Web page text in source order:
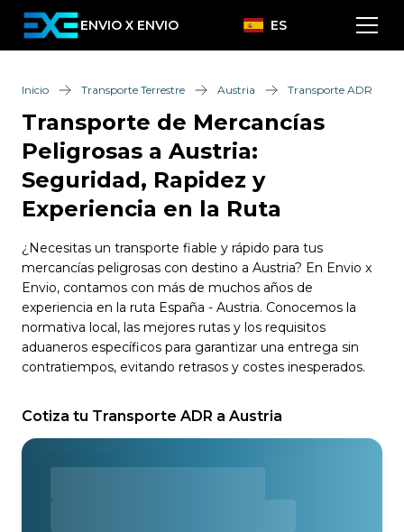
ENVIO X ENVIO ES
Inicio Transporte Terrestre Austria Transporte ADR
Transporte de Mercancías
Peligrosas a Austria:
Seguridad, Rapidez y
Experiencia en la Ruta
¿Necesitas un transporte fiable y rápido para tus
mercancías peligrosas con destino a Austria? En Envio x
Envio, contamos con más de muchos años de
experiencia en la ruta España - Austria. Conocemos la
normativa local, las mejores rutas y los requisitos
aduaneros específicos para garantizar una entrega sin
contratiempos, evitando retrasos y costes inesperados.
Cotiza tu Transporte ADR a Austria